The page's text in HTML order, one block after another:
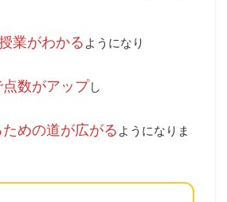
業がわかる ようになり
数がアップし
めの道が広がる ようになりま